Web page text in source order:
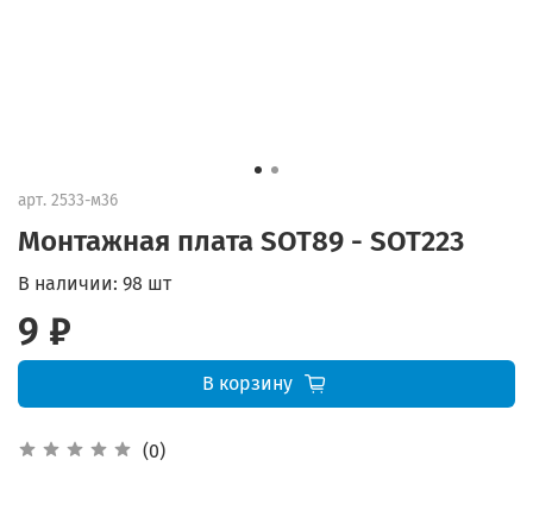
арт. 2533-м36
Монтажная плата SOT89 - SOT223
(0)
В наличии: 98 шт
9 ₽
В корзину